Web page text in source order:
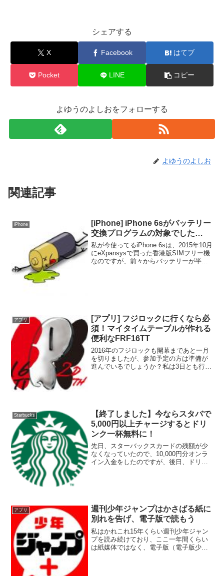
シェアする
X Facebook はてブ
Pocket LINE コピー
よゆうのよしおをフォローする
よゆうのよしお
関連記事
iPhone
[iPhone] iPhone 6sがバッテリー
交換プログラムの対象でした…
私が今使ってるiPhone 6sは、2015年10月
にeXpansysで買った香港版SIMフリー機
なのですが、前々からバッテリーが半分
アプリ
[アプリ] フジロックに行くなら必
須！マイタイムテーブルが作れる
便利なFRF16TT
2016年のフジロックも開幕まであと一月
を切りましたが、参加予定の方は準備が
進んでいるでしょうか？私は3日とも行く
Starbucks
【終了しました】今ならスタバで
5,000円以上チャージするとドリ
ンク一杯無料に！
先日、スターバックスカードの残額が少
なくなっていたので、10,000円分オンラ
イン入金をしたのですが、後日、ドリン
アプリ
週刊少年ジャンプはかさばる紙に
別れを告げ、電子版で読もう
私はかれこれ15年くらい週刊少年ジャン
プを読み続けており、ここ一年間くらい
は紙媒体ではなく、電子版（電子版少年